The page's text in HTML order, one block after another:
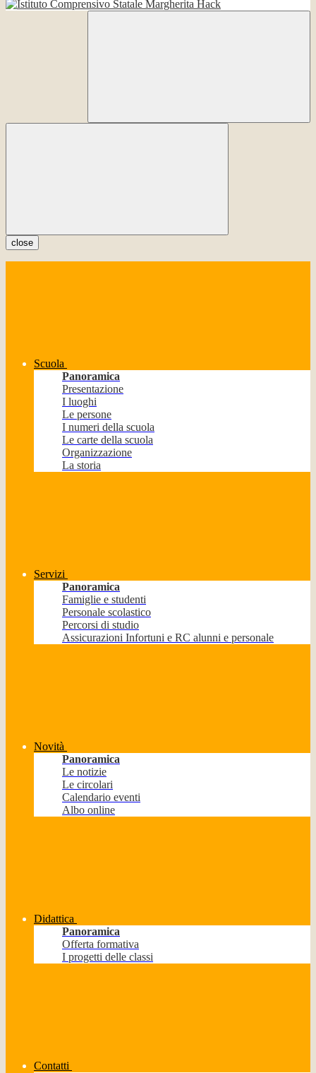
close
Scuola
Panoramica
Presentazione
I luoghi
Le persone
I numeri della scuola
Le carte della scuola
Organizzazione
La storia
Servizi
Panoramica
Famiglie e studenti
Personale scolastico
Percorsi di studio
Assicurazioni Infortuni e RC alunni e personale
Novità
Panoramica
Le notizie
Le circolari
Calendario eventi
Albo online
Didattica
Panoramica
Offerta formativa
I progetti delle classi
Contatti